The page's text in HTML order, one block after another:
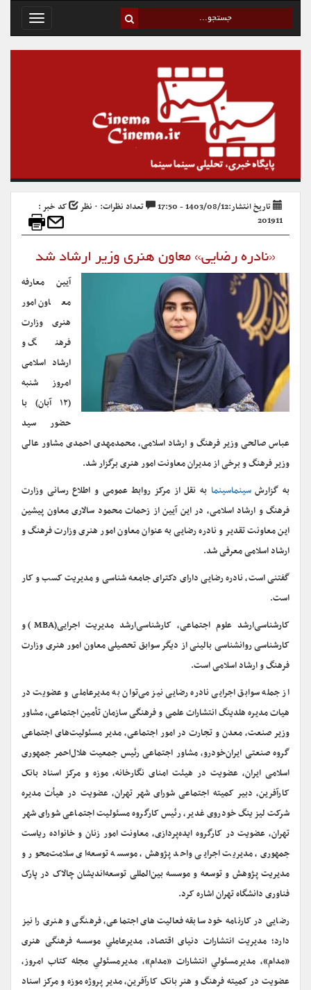
Toggle
تاریخ انتشار:1403/08/12 - 17:50 تعداد نظرات: ۰ نظر
کد خبر :
201911
«نادره رضایی» معاون هنری وزیر ارشاد شد
آیین معارفه
معاون امور
هنری وزارت
فرهنگ و
ارشاد اسلامی
امروز شنبه
(۱۲ آبان) با
حضور سید
عباس صالحی وزیر فرهنگ و ارشاد اسلامی، محمدمهدی احمدی مشاور عالی
وزیر فرهنگ و برخی از مدیران معاونت امور هنری برگزار شد.
به گزارشسینماسینما به نقل از مرکز روابط عمومی و اطلاع رسانی وزارت
فرهنگ و ارشاد اسلامی، در این آیین از زحمات محمود سالاری معاون پیشین
این معاونت تقدیر و نادره رضایی به عنوان معاون امور هنری وزارت فرهنگ و
ارشاد اسلامی معرفی شد.
گفتنی است، نادره رضایی دارای دکترای جامعه شناسی و مدیریت کسب و کار
است.
کارشناسی‌ارشد علوم اجتماعی، کارشناسی‌ارشد مدیریت اجرایی(MBA) و
کارشناسی روانشناسی بالینی از دیگر سوابق تحصیلی معاون امور هنری وزارت
فرهنگ و ارشاد اسلامی است.
از جمله سوابق اجرایی نادره رضایی نیز می‌توان به مدیرعاملی و عضویت در
هیات مدیره هلدینگ انتشارات علمی و فرهنگی سازمان تأمین اجتماعی، مشاور
وزیر صنعت، معدن و تجارت در امور اجتماعی، مدیر مسئولیت‌های اجتماعی
گروه صنعتی ایران‌خودرو، مشاور اجتماعی رئیس جمعیت هلال‌احمر جمهوری
اسلامی ایران، عضویت در هیئت امنای نگارخانه، موزه و مرکز اسناد بانک
کارآفرین، دبیر کمیته اجتماعی شورای شهر تهران، عضویت در هیأت مدیره
شرکت لیزینگ خودروی غدیر، رئیس کارگروه مسئولیت‌ اجتماعی شورای شهر
تهران، عضویت در کارگروه ایده‌پردازی، معاونت امور زنان و خانواده ریاست
جمهوری، مدیریت اجرایی واحد پژوهش، موسسه توسعه‌ای سلامت‌محور و
مدیریت پژوهش و توسعه و موسسه بین‌المللی توسعه‌اندیشان چالاک در پارک
فناوری دانشگاه تهران اشاره کرد.
رضایی در کارنامه خود سابقه فعالیت‌های اجتماعی، فرهنگی و هنری را نیز
دارد؛ مدیریت انتشارات دنیای اقتصاد، مدیرعاملیِ موسسه فرهنگی هنری
«مدام»، مدیرمسئولیِ انتشارات «مدام»، مدیرمسئولی‌ِ مجله کتاب امروز،
عضویت در کمیته فرهنگ و هنر بانک کارآفرین، مدیر پروژه موزه و مرکز اسناد